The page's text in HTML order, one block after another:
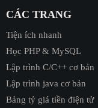
CÁC TRANG
Tiện ích nhanh
Học PHP & MySQL
Lập trình C/C++ cơ bản
Lập trình java cơ bản
Bảng tỷ giá tiền điện tử